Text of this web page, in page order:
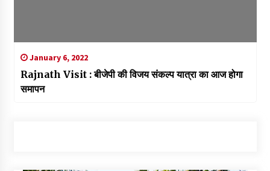
January 6, 2022
Rajnath Visit : बीजेपी की विजय संकल्प यात्रा का आज होगा
समापन